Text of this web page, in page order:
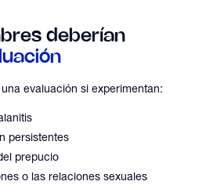
deberían
evaluación si experimentan:
persistentes
prepucio
o las relaciones sexuales